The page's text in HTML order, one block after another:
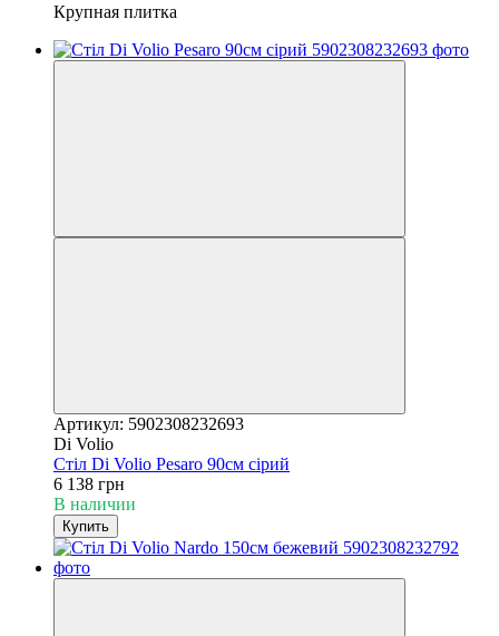
Крупная плитка
Артикул: 5902308232693
Di Volio
Стіл Di Volio Pesaro 90см сірий
6 138 грн
В наличии
Купить